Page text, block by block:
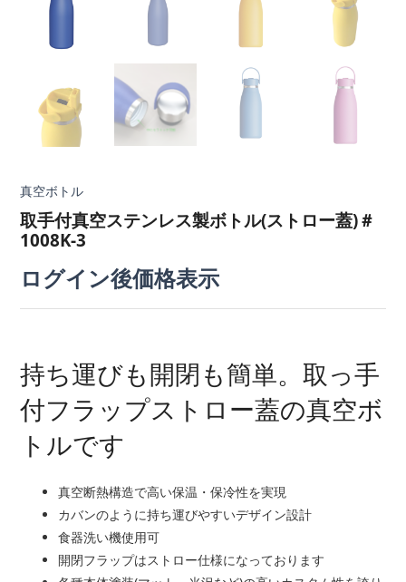
真空ボトル
取手付真空ステンレス製ボトル(ストロー蓋)＃
1008K-3
ログイン後価格表示
持ち運びも開閉も簡単。取っ手
付フラップストロー蓋の真空ボ
トルです
真空断熱構造で高い保温・保冷性を実現
カバンのように持ち運びやすいデザイン設計
食器洗い機使用可
開閉フラップはストロー仕様になっております